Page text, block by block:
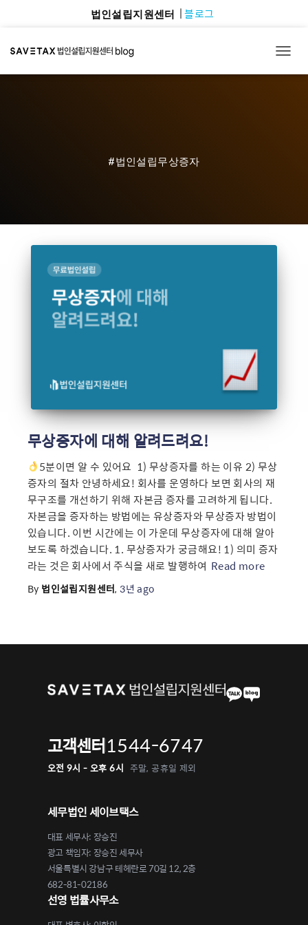
법인설립지원센터 블로그
#법인설립무상증자
무상증자에 대해 알려드려요!
5분이면 알 수 있어요 ​ 1) 무상증자를 하는 이유 2) 무상
증자의 절차 안녕하세요! 회사를 운영하다 보면 회사의 재
무구조를 개선하기 위해 자본금 증자를 고려하게 됩니다.
자본금을 증자하는 방법에는 유상증자와 무상증자 방법이
있습니다. 이번 시간에는 이 가운데 무상증자에 대해 알아
보도록 하겠습니다. 1. 무상증자가 궁금해요! 1) 의미 증자
라는 것은 회사에서 주식을 새로 발행하여 Read more
By 법인설립지원센터,3년 ago
고객센터1544-6747
오전 9시 - 오후 6시 주말, 공휴일 제외
세무법인 세이브택스
대표 세무사: 장승진
광고 책임자: 장승진 세무사
서울특별시 강남구 테헤란로 70길 12, 2층
682-81-02186
선영 법률사무소